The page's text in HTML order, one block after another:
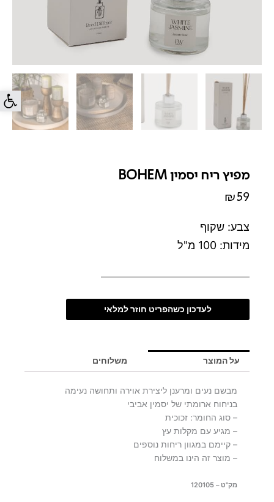
פתח
מפיץ ריח יסמין BOHEM
₪59
צבע: שקוף
מידות: 100 מ"ל
לעדכון כשהפריט חוזר למלאי
על המוצר משלוחים
מבשם נעים ומרענן ליצירת אוירה ותחושה נעימה
בניחוח ארומתי של יסמין אביבי
– סוג החומר: זכוכית
– מגיע עם מקלות עץ
– קיימם במגוון ריחות נוספים
– מוצר זה הינו במשלוח
מק"ט – 120105